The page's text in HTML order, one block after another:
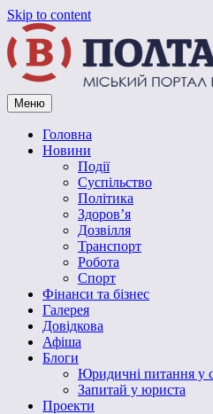
Skip to content
Vpoltave.info
Полтавський портал новин
Меню
Головна
Новини
Події
Суспільство
Політика
Здоров’я
Дозвілля
Транспорт
Робота
Спорт
Фінанси та бізнес
Галерея
Довідкова
Афіша
Блоги
Юридичні питання у
Запитай у юриста
Проекти